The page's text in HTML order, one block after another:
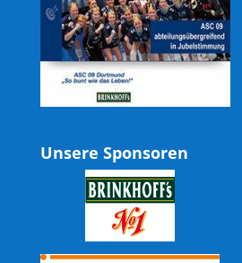
Unsere Sponsoren